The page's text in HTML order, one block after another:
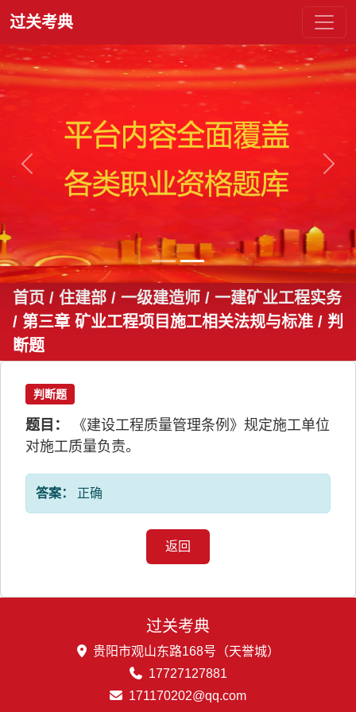
过关考典
上一张 下一
首页 / 住建部 / 一级建造师 / 一建矿业工程实务
/ 第三章 矿业工程项目施工相关法规与标准 / 判
断题
判断题
题目：
《建设工程质量管理条例》规定施工单位
对施工质量负责。
答案： 正确
返回
过关考典
贵阳市观山东路168号（天誉城）
17727127881
171170202@qq.com